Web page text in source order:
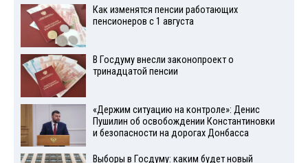
Как изменятся пенсии работающих
пенсионеров с 1 августа
В Госдуму внесли законопроект о
тринадцатой пенсии
«Держим ситуацию на контроле»: Денис
Пушилин об освобождении Константиновки
и безопасности на дорогах Донбасса
Выборы в Госдуму: каким будет новый